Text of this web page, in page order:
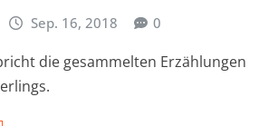
Sep. 16, 2018 0
die gesammelten Erzählungen